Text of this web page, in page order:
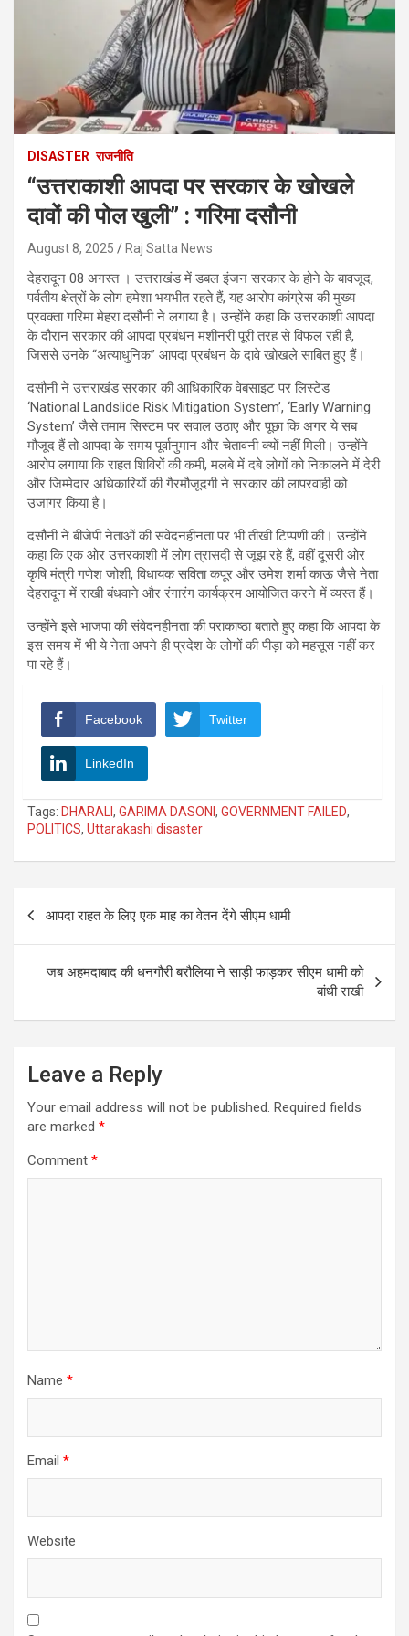
DISASTER राजनीति
“उत्तराकाशी आपदा पर सरकार के खोखले
दावों की पोल खुली” : गरिमा दसौनी
August 8, 2025 Raj Satta News
देहरादून 08 अगस्त । उत्तराखंड में डबल इंजन सरकार के होने के बावजूद,
पर्वतीय क्षेत्रों के लोग हमेशा भयभीत रहते हैं, यह आरोप कांग्रेस की मुख्य
प्रवक्ता गरिमा मेहरा दसौनी ने लगाया है। उन्होंने कहा कि उत्तरकाशी आपदा
के दौरान सरकार की आपदा प्रबंधन मशीनरी पूरी तरह से विफल रही है,
जिससे उनके “अत्याधुनिक” आपदा प्रबंधन के दावे खोखले साबित हुए हैं।
दसौनी ने उत्तराखंड सरकार की आधिकारिक वेबसाइट पर लिस्टेड
‘National Landslide Risk Mitigation System’, ‘Early Warning
System’ जैसे तमाम सिस्टम पर सवाल उठाए और पूछा कि अगर ये सब
मौजूद हैं तो आपदा के समय पूर्वानुमान और चेतावनी क्यों नहीं मिली। उन्होंने
आरोप लगाया कि राहत शिविरों की कमी, मलबे में दबे लोगों को निकालने में देरी
और जिम्मेदार अधिकारियों की गैरमौजूदगी ने सरकार की लापरवाही को
उजागर किया है।
दसौनी ने बीजेपी नेताओं की संवेदनहीनता पर भी तीखी टिप्पणी की। उन्होंने
कहा कि एक ओर उत्तरकाशी में लोग त्रासदी से जूझ रहे हैं, वहीं दूसरी ओर
कृषि मंत्री गणेश जोशी, विधायक सविता कपूर और उमेश शर्मा काऊ जैसे नेता
देहरादून में राखी बंधवाने और रंगारंग कार्यक्रम आयोजित करने में व्यस्त हैं।
उन्होंने इसे भाजपा की संवेदनहीनता की पराकाष्ठा बताते हुए कहा कि आपदा के
इस समय में भी ये नेता अपने ही प्रदेश के लोगों की पीड़ा को महसूस नहीं कर
पा रहे हैं।
Facebook Twitter
LinkedIn
Tags: DHARALI , GARIMA DASONI , GOVERNMENT FAILED,
POLITICS, Uttarakashi disaster
आपदा राहत के लिए एक माह का वेतन देंगे सीएम धामी
जब अहमदाबाद की धनगौरी बरौलिया ने साड़ी फाड़कर सीएम धामी को
बांधी राखी
Leave a Reply
Your email address will not be published. Required fields
are marked *
Comment *
Name *
Email *
Website